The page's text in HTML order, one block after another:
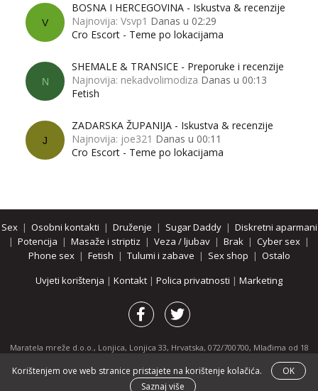
V
BOSNA I HERCEGOVINA - Iskustva & recenzije
Najnovija: Vsvp1 Danas u 02:29
Cro Escort - Teme po lokacijama
N
SHEMALE & TRANSICE - Preporuke i recenzije
Najnovija: nekadvolimodiza Danas u 00:13
Fetish
J
ZADARSKA ŽUPANIJA - Iskustva & recenzije
Najnovija: joe321 Danas u 00:11
Cro Escort - Teme po lokacijama
Sex| Osobni kontakti | Druženje | Sugar Daddy| Diskretni aparmani
| Potencija | Masaže i striptiz | Veza / ljubav | Brak | Cyber sex |
Phone sex| Fetish | Tulumi i zabave | Sex shop | Ostalo
Uvjeti korištenja | Kontakt | Polica privatnosti | Marketing
Maratela mreže d.o.o., Lonjica, Lonjica 33, Hrvatska, 072/700700, Mlađima od 18
godina zabranjeno je pregledavanje stranice i svih njenih dijelova.
Partnerski portali:osobnikontakti.com|hotline.hr|ThePornDude.com
Korištenjem ove web stranice pristajete na korištenje kolačića.
OK
Saznaj više